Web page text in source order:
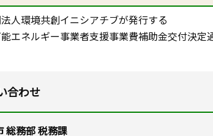
人環境共創イニシアチブが発行する
能エネルギー事業者支援事業費補助金交付決定
合わせ
総務部 税務課